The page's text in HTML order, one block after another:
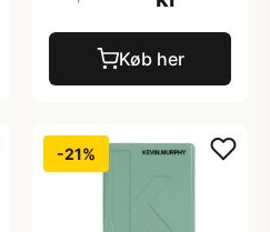
Køb her
-21%